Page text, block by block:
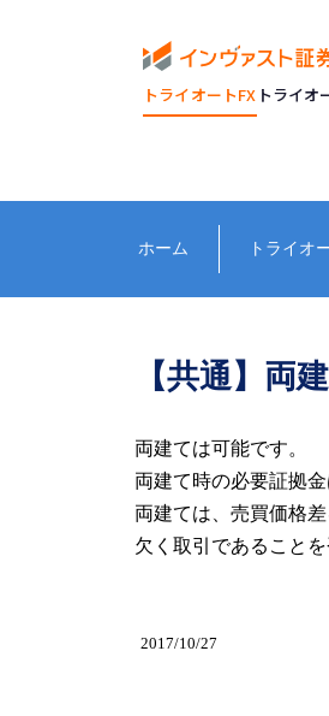
トライオートFX トライオ
ホーム トライオ
【共通】両
両建ては可能です。
両建て時の必要証拠
両建ては、売買価格
欠く取引であること
2017/10/27